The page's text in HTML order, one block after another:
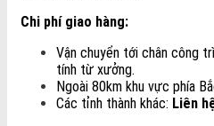
Chi phí giao hàng:
Vận chuyển tới chân công
tính từ xưởng.
Ngoài 80km khu vực phía
Các tỉnh thành khác: Liên